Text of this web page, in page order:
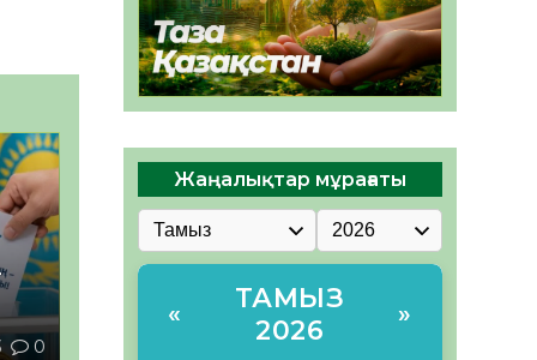
0
Жаңалықтар мұрағаты
«
ТАМЫЗ
2026
»